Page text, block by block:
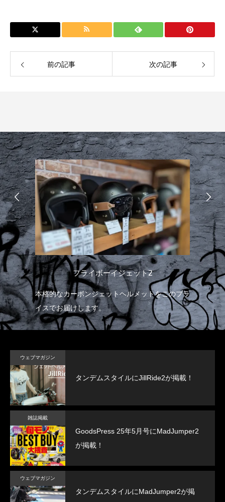
前の記事 次の記事
フライボーイジェット2
本格的なカーボンジェットヘルメットをこのプラ
イスでお届けします。
帽
イ
ウェブマガジン
タンデムスタイルにJillRide2が掲載！
雑誌掲載
GoodsPress 25年5月号にMadJumper2
が掲載！
ウェブマガジン
タンデムスタイルにMadJumper2が掲